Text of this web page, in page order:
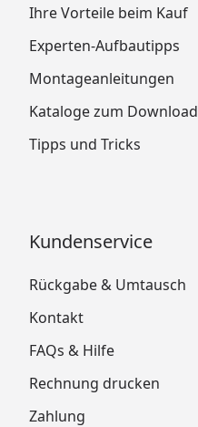
Ihre Vorteile beim Kauf
Experten-Aufbautipps
Montageanleitungen
Kataloge zum Download
Tipps und Tricks
Kundenservice
Rückgabe & Umtausch
Kontakt
FAQs & Hilfe
Rechnung drucken
Zahlung